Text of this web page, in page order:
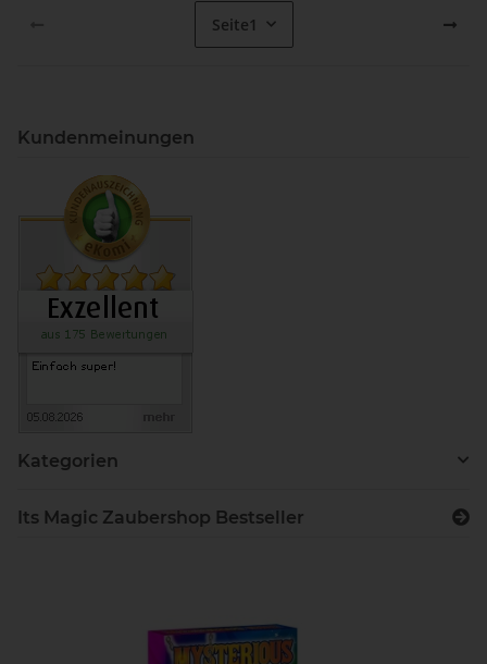
Seite1
Kundenmeinungen
Kategorien
Its Magic Zaubershop Bestseller